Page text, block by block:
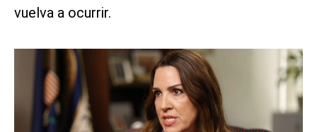
vuelva a ocurrir.